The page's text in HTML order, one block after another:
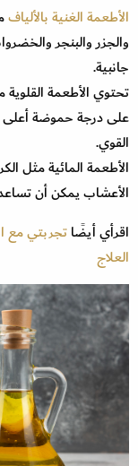
الأطعمة الغنية بالألياف
والجزر والبنجر
جانبية.
تحتوي الأطعمة
على درجة حموضة
القوي.
الأطعمة المائية مثل
الأعشاب يمكن أن
اقرأي أيضًاتجربتي مع
العلاج